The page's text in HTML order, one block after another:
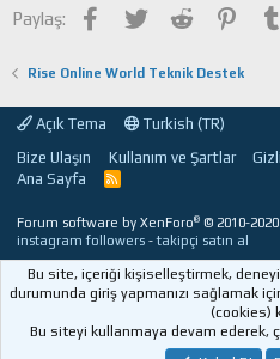
r
Paylaş: Facebook
TwitterReddit
Rise Online World Teknik Destek
Açık Tema
Turkish (TR)
Bize Ulaşın
Kullanım ve Şartlar
Ana Sayfa
R
Forum software by XenForo® © 2010-
instagram followers -takipçi satın al
Bu site, içeriği kişiselleştirmek,
durumunda giriş yapmanızı sağlamak
(cookies)
Bu siteyi kullanmaya devam ederek,